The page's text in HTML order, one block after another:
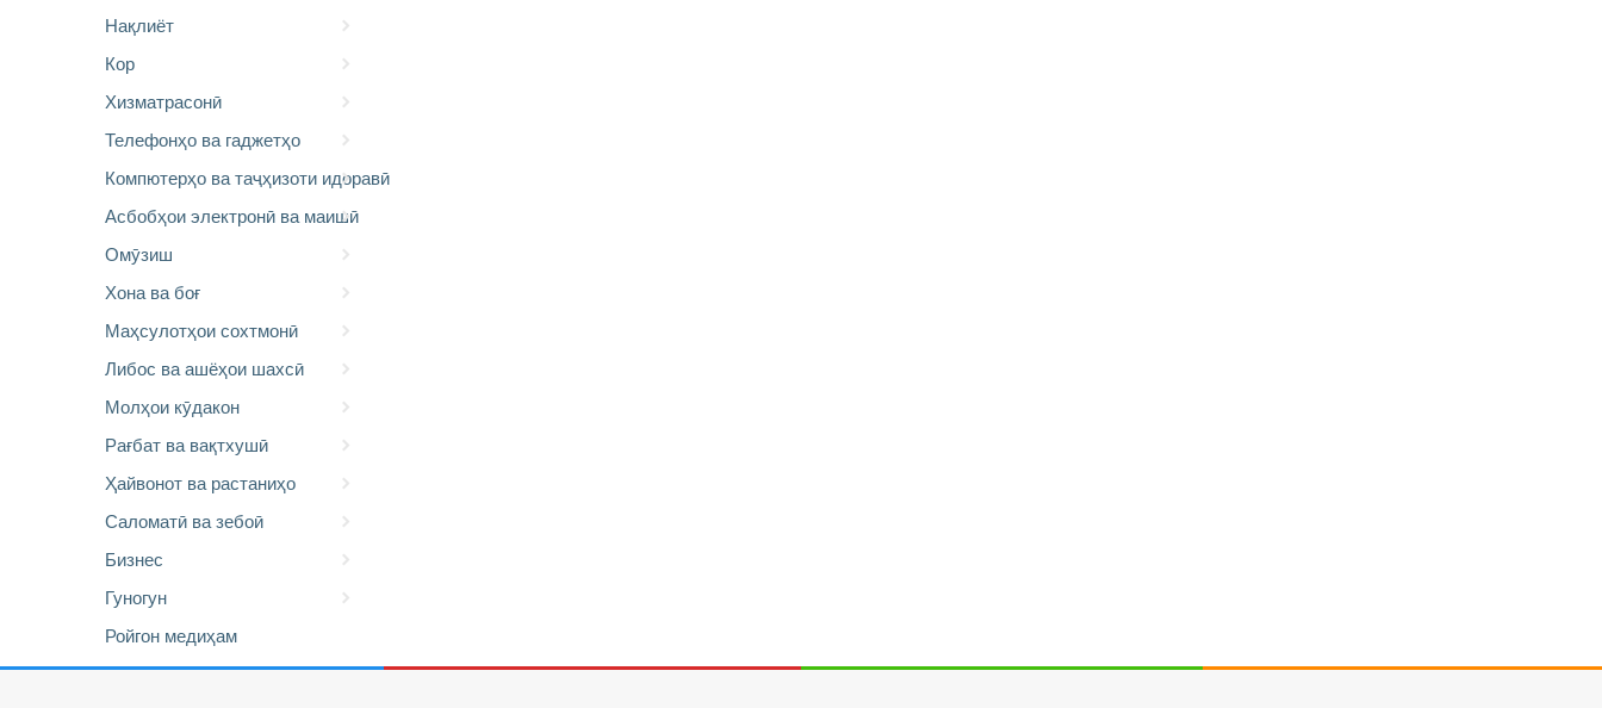
Нақлиёт
Кор
Хизматрасонӣ
Телефонҳо ва гаджетҳо
Компютерҳо ва таҷҳизоти идоравӣ
Асбобҳои электронӣ ва маишӣ
Омӯзиш
Хона ва боғ
Маҳсулотҳои сохтмонӣ
Либос ва ашёҳои шахсӣ
Молҳои кӯдакон
Рағбат ва вақтхушӣ
Ҳайвонот ва растаниҳо
Саломатӣ ва зебоӣ
Бизнес
Гуногун
Ройгон медиҳам